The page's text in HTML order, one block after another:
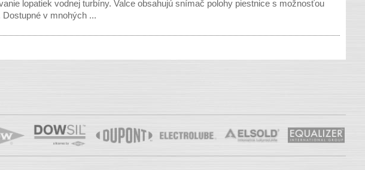
lopatiek vodnej turbíny. Valce obsahujú snímač polohy piestnice s možnosťou
v mnohých ...